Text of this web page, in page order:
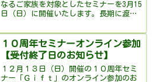
なるご家族を対象としたセミナーを3月15
日（日）に開催いたします。長期に渡り
ご家族は、孤立し、心身共に困惑・疲弊
し、的確な判断や対応も難しくなってし
まいます。本セミナ...
１０周年セミナーオンライン参加
【受付終了日のお知らせ】
１２月１３日（日）開催の１０周年セミ
ナー「Ｇｉｆｔ」のオンライン参加のお